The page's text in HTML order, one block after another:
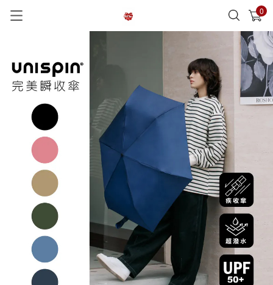
0
已加入購物車 查看